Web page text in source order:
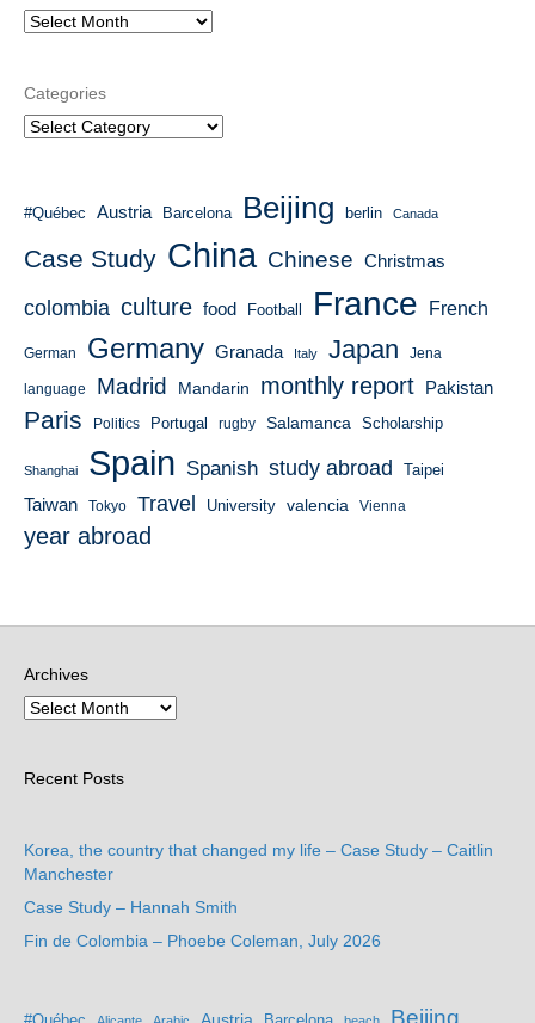
Categories
#Québec Austria Barcelona Beijing berlin Canada
Case Study China Chinese Christmas
colombia culture food Football France French
German Germany Granada Italy Japan Jena
language Madrid Mandarin monthly report Pakistan
Paris Politics Portugal rugby Salamanca Scholarship
Shanghai Spain Spanish study abroad Taipei
Taiwan Tokyo Travel University valencia Vienna
year abroad
Archives
Recent Posts
Korea, the country that changed my life – Case Study – Caitlin
Manchester
Case Study – Hannah Smith
Fin de Colombia – Phoebe Coleman, July 2026
Beijing